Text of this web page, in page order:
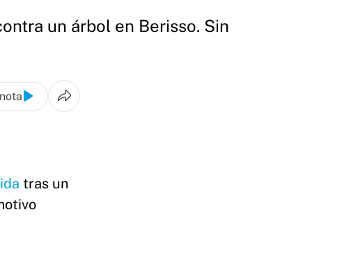
un árbol en Berisso. Sin
tras un